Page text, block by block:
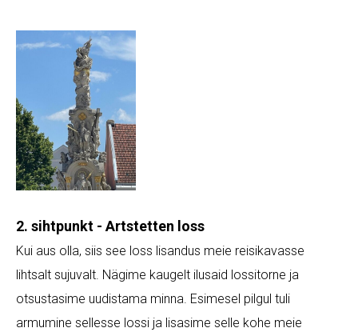
2. sihtpunkt - Artstetten loss
Kui aus olla, siis see loss lisandus meie reisikavasse
lihtsalt sujuvalt. Nägime kaugelt ilusaid lossitorne ja
otsustasime uudistama minna. Esimesel pilgul tuli
armumine sellesse lossi ja lisasime selle kohe meie